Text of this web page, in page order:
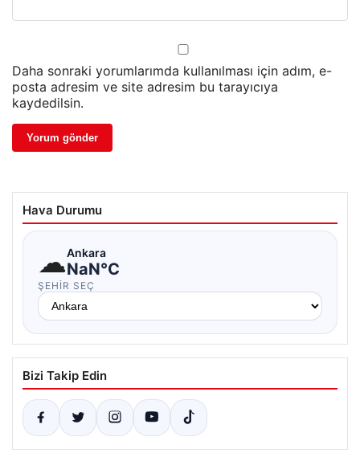
Daha sonraki yorumlarımda kullanılması için adım, e-
posta adresim ve site adresim bu tarayıcıya
kaydedilsin.
Hava Durumu
☁Ankara
NaN°C
ŞEHIR SEÇ
Bizi Takip Edin